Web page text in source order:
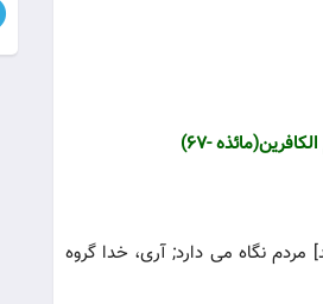
-67)
مردم نگاه می دارد; آری، خدا گروه